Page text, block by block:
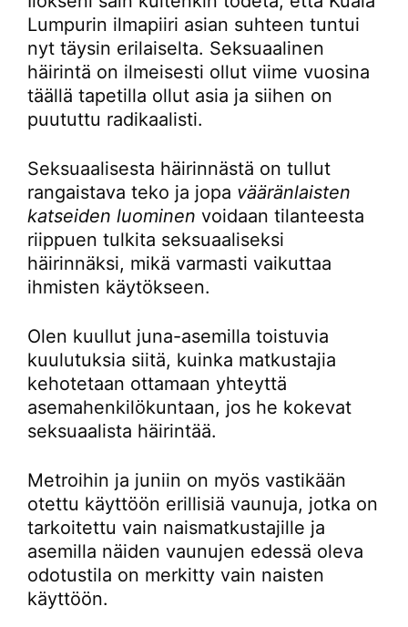
Lumpurin ilmapiiri asian suhteen tuntui
nyt täysin erilaiselta. Seksuaalinen
häirintä on ilmeisesti ollut viime vuosina
täällä tapetilla ollut asia ja siihen on
puututtu radikaalisti.
Seksuaalisesta häirinnästä on tullut
rangaistava teko ja jopa vääränlaisten
katseiden luominen voidaan tilanteesta
riippuen tulkita seksuaaliseksi
häirinnäksi, mikä varmasti vaikuttaa
ihmisten käytökseen.
Olen kuullut juna-asemilla toistuvia
kuulutuksia siitä, kuinka matkustajia
kehotetaan ottamaan yhteyttä
asemahenkilökuntaan, jos he kokevat
seksuaalista häirintää.
Metroihin ja juniin on myös vastikään
otettu käyttöön erillisiä vaunuja, jotka on
tarkoitettu vain naismatkustajille ja
asemilla näiden vaunujen edessä oleva
odotustila on merkitty vain naisten
käyttöön.